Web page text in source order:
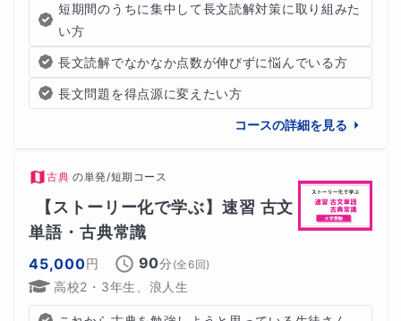
短期間のうちに集中して長文読解対策に取り組みた
い方
長文読解でなかなか点数が伸びずに悩んでいる方
長文問題を得点源に変えたい方
コースの詳細を見る
古典 の単発/短期コース
【ストーリー化で学ぶ】速習 古文
単語・古典常識
45,000円 90分 (全6回)
高校2・3年生、浪人生